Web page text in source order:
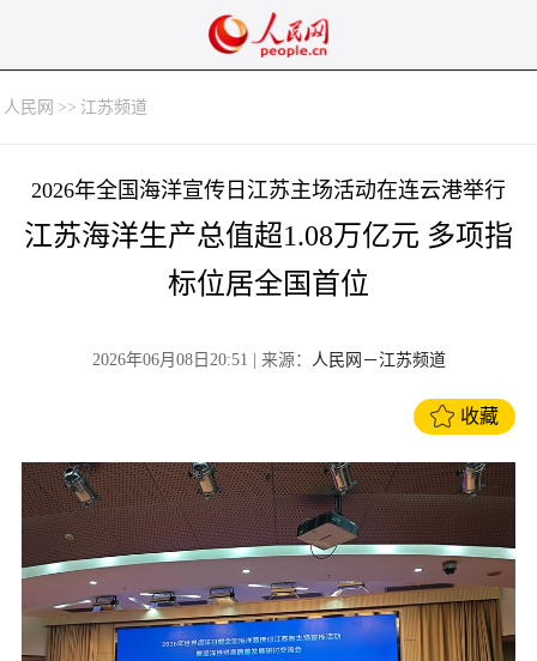
人民网 >> 江苏频道
2026年全国海洋宣传日江苏主场活动在连云港举行
江苏海洋生产总值超1.08万亿元 多项指
标位居全国首位
2026年06月08日20:51 | 来源： 人民网－江苏频道
收藏